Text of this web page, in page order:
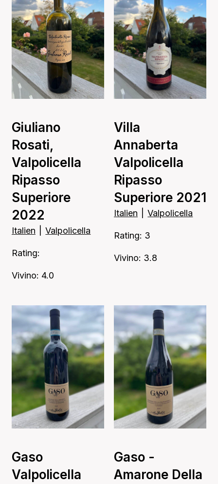
Giuliano
Rosati,
Valpolicella
Ripasso
Superiore
2022
Italien Valpolicella
Rating:
Vivino: 4.0
Villa
Annaberta
Valpolicella
Ripasso
Superiore 2021
Italien Valpolicella
Rating: 3
Vivino: 3.8
Gaso
Valpolicella
Gaso -
Amarone Della